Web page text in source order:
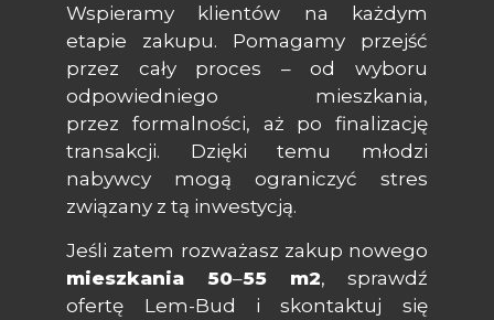
Wspieramy klientów na każdym
etapie zakupu. Pomagamy przejść
przez cały proces – od wyboru
odpowiedniego mieszkania,
przez formalności, aż po finalizację
transakcji. Dzięki temu młodzi
nabywcy mogą ograniczyć stres
związany z tą inwestycją.
Jeśli zatem rozważasz zakup nowego
mieszkania 50–55 m2, sprawdź
ofertę Lem-Bud iskontaktuj się